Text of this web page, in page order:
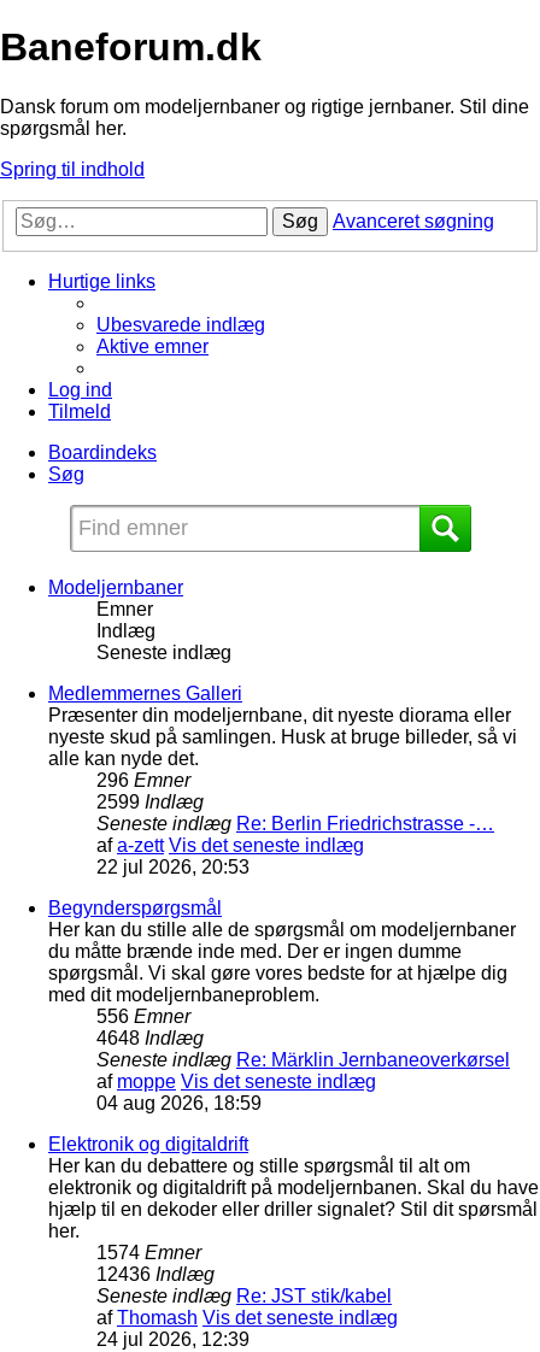
Baneforum.dk
Dansk forum om modeljernbaner og rigtige jernbaner. Stil dine
spørgsmål her.
Spring til indhold
Søg Avanceret søgning
Hurtige links
Ubesvarede indlæg
Aktive emner
Log ind
Tilmeld
Boardindeks
Søg
Modeljernbaner
Emner
Indlæg
Seneste indlæg
Medlemmernes Galleri
Præsenter din modeljernbane, dit nyeste diorama eller
nyeste skud på samlingen. Husk at bruge billeder, så vi
alle kan nyde det.
296 Emner
2599 Indlæg
Seneste indlæg Re: Berlin Friedrichstrasse -…
afa-zett Vis det seneste indlæg
22 jul 2026, 20:53
Begynderspørgsmål
Her kan du stille alle de spørgsmål om modeljernbaner
du måtte brænde inde med. Der er ingen dumme
spørgsmål. Vi skal gøre vores bedste for at hjælpe dig
med dit modeljernbaneproblem.
556 Emner
4648 Indlæg
Seneste indlæg Re: Märklin Jernbaneoverkørsel
af moppe Vis det seneste indlæg
04 aug 2026, 18:59
Elektronik og digitaldrift
Her kan du debattere og stille spørgsmål til alt om
elektronik og digitaldrift på modeljernbanen. Skal du have
hjælp til en dekoder eller driller signalet? Stil dit spørsmål
her.
1574 Emner
12436 Indlæg
Seneste indlæg Re: JST stik/kabel
afThomash Vis det seneste indlæg
24 jul 2026, 12:39